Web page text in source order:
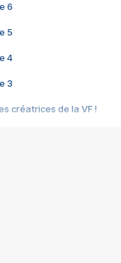
6
5
4
3
créatrices de la VF !